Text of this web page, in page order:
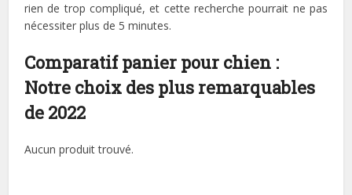
rien de trop compliqué, et cette recherche pourrait ne pas
nécessiter plus de 5 minutes.
Comparatif panier pour chien :
Notre choix des plus remarquables
de 2022
Aucun produit trouvé.